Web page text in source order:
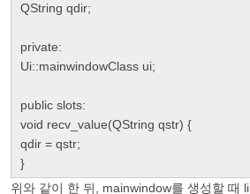
QString qdir;
private:
Ui::mainwindowClass ui;
public slots:
void recv_value(QString qstr) {
qdir = qstr;
}
위와 같이 한 뒤, mainwindow를 생성할 때